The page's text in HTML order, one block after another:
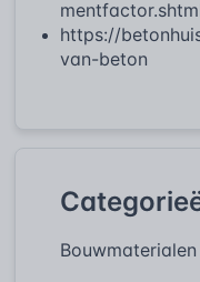
https://
van-beton